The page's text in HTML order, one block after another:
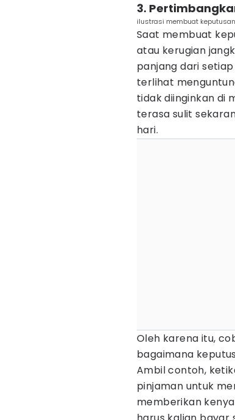
3.
ilustrasi membuat
Saat membuat
atau kerugian
panjang dari
terlihat
tidak diinginkan di
terasa sulit
hari.
Oleh karena itu,
bagaimana
Ambil contoh,
pinjaman untuk
memberikan